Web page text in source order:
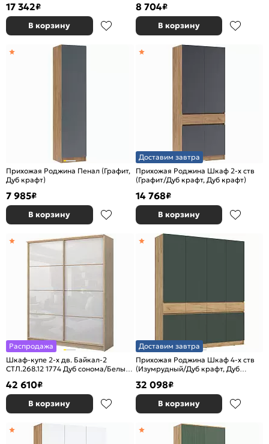
17 342₽
В корзину
8 704₽
В корзину
Прихожая Роджина Пенал (Графит,
Дуб крафт)
7 985₽
В корзину
Доставим завтра
Прихожая Роджина Шкаф 2-х ств
(Графит/Дуб крафт, Дуб крафт)
14 768₽
В корзину
Распродажа
Шкаф-купе 2-х дв. Байкал-2
СТЛ.268.12 1774 Дуб сонома/Белый
42 610₽
В корзину
Доставим завтра
Прихожая Роджина Шкаф 4-х ств
(Изумрудный/Дуб крафт, Дуб
32 098₽
В корзину